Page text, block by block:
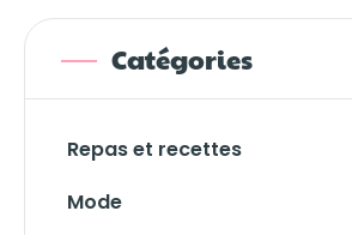
Catégories
Repas et recettes
Mode